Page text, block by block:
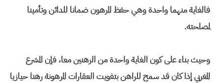
فالغاية منهما واحدة وهي حفظ المرهون ضمانا للدائن وتأمينا
لمصلحته.
وحيث بناء على كون الغاية واحدة من الرهنين معا، فإن المشرع
المغربي إذا كان قد سمح للراهن بتفويت العقارات المرهونة رهنا حيازيا